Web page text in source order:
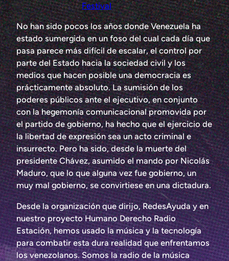
Festival
No han sido pocos los años donde Venezuela ha
estado sumergida en un foso del cual cada día que
pasa parece más difícil de escalar, el control por
parte del Estado hacia la sociedad civil y los
medios que hacen posible una democracia es
prácticamente absoluto. La sumisión de los
poderes públicos ante el ejecutivo, en conjunto
con la hegemonía comunicacional promovida por
el partido de gobierno, ha hecho que el ejercicio de
la libertad de expresión sea un acto criminal e
insurrecto. Pero ha sido, desde la muerte del
presidente Chávez, asumido el mando por Nicolás
Maduro, que lo que alguna vez fue gobierno, un
muy mal gobierno, se convirtiese en una dictadura.
Desde la organización que dirijo, RedesAyuda y en
nuestro proyecto Humano Derecho Radio
Estación, hemos usado la música y la tecnología
para combatir esta dura realidad que enfrentamos
los venezolanos. Somos la radio de la música